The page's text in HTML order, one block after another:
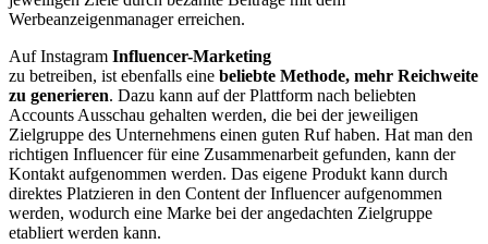
Werbeanzeigenmanager erreichen.
Auf Instagram Influencer-Marketing
zu betreiben, ist ebenfalls eine beliebte Methode, mehr Reichweite
zu generieren. Dazu kann auf der Plattform nach beliebten
Accounts Ausschau gehalten werden, die bei der jeweiligen
Zielgruppe des Unternehmens einen guten Ruf haben. Hat man den
richtigen Influencer für eine Zusammenarbeit gefunden, kann der
Kontakt aufgenommen werden. Das eigene Produkt kann durch
direktes Platzieren in den Content der Influencer aufgenommen
werden, wodurch eine Marke bei der angedachten Zielgruppe
etabliert werden kann.